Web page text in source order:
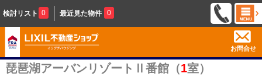
検討リスト 0 最近見た物件 0
お問合せ
琵琶湖アーバンリゾートⅡ番館（1室）